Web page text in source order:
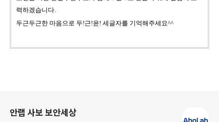
력하겠습니다.
두근두근한 마음으로 두!근!윤! 세글자를 기억해주세요^^
안랩 사보 보안세상